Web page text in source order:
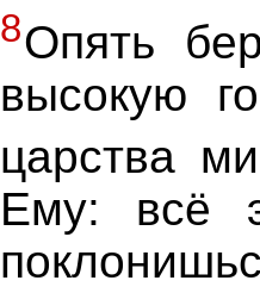
8Опять
высокую
царства
Ему: всё